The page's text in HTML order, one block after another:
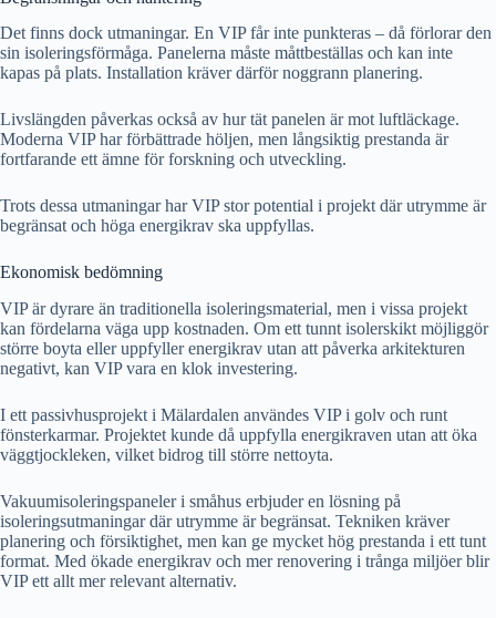
Det finns dock utmaningar. En VIP får inte punkteras – då förlorar den
sin isoleringsförmåga. Panelerna måste måttbeställas och kan inte
kapas på plats. Installation kräver därför noggrann planering.
Livslängden påverkas också av hur tät panelen är mot luftläckage.
Moderna VIP har förbättrade höljen, men långsiktig prestanda är
fortfarande ett ämne för forskning och utveckling.
Trots dessa utmaningar har VIP stor potential i projekt där utrymme är
begränsat och höga energikrav ska uppfyllas.
Ekonomisk bedömning
VIP är dyrare än traditionella isoleringsmaterial, men i vissa projekt
kan fördelarna väga upp kostnaden. Om ett tunnt isolerskikt möjliggör
större boyta eller uppfyller energikrav utan att påverka arkitekturen
negativt, kan VIP vara en klok investering.
I ett passivhusprojekt i Mälardalen användes VIP i golv och runt
fönsterkarmar. Projektet kunde då uppfylla energikraven utan att öka
väggtjockleken, vilket bidrog till större nettoyta.
Vakuumisoleringspaneler i småhus erbjuder en lösning på
isoleringsutmaningar där utrymme är begränsat. Tekniken kräver
planering och försiktighet, men kan ge mycket hög prestanda i ett tunt
format. Med ökade energikrav och mer renovering i trånga miljöer blir
VIP ett allt mer relevant alternativ.